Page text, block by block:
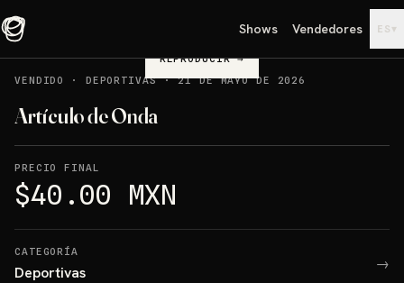
Shows Vendedores ES ▾
REPRODUCIR→
VENDIDO
· DEPORTIVAS·21 DE MAYO DE 2026
Artículo de Onda
PRECIO FINAL
$40.00 MXN
CATEGORÍA
Deportivas →